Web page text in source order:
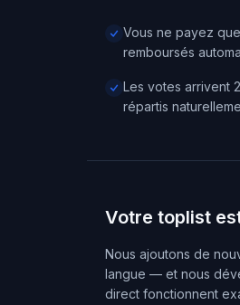
Vous ne payez
remboursés
Les votes arrivent
répartis
Votre toplist
Nous ajoutons de
langue — et nous
direct fonctionnent